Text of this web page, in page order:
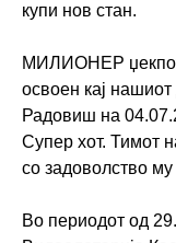
купи нов стан.
МИЛИОНЕР
освоен кај
Радовиш на
Супер хот. Тимот
со задоволство му
Во периодот од